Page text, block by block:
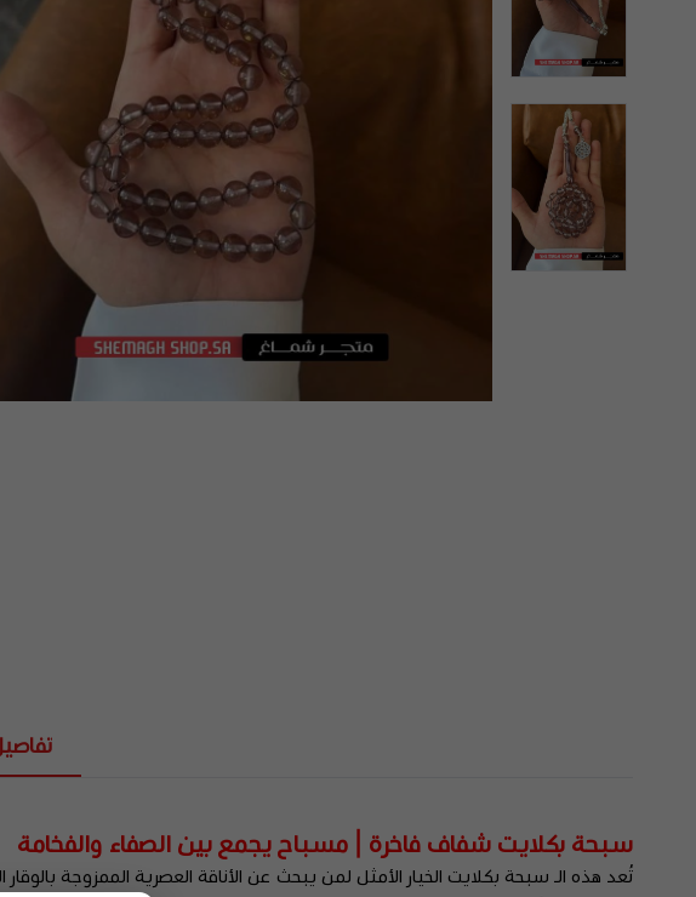
سبحة بكلايت شفاف فاخرة | مسباح يجمع بين الصفاء والفخامة
تُعد هذه الـ سبحة بكلايت الخيار الأمثل لمن يبحث عن الأناقة العصرية الممزوجة